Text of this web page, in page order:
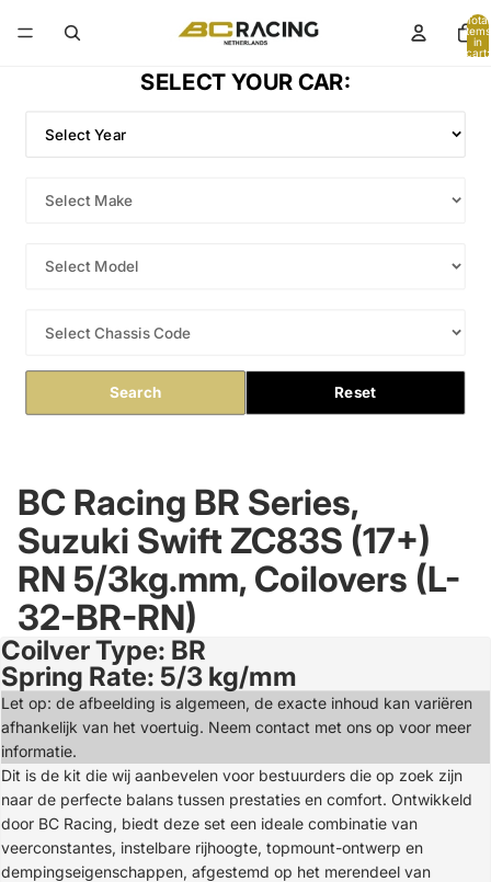
Total
items
in
cart:
SELECT YOUR CAR:
Search Reset
BC Racing BR Series,
Suzuki Swift ZC83S (17+)
RN 5/3kg.mm, Coilovers (L-
32-BR-RN)
Open
image
in
full
screen
Coilver Type: BR
Spring Rate: 5/3 kg/mm
Let op: de afbeelding is algemeen, de exacte inhoud kan variëren
afhankelijk van het voertuig. Neem contact met ons op voor meer
informatie.
Dit is de kit die wij aanbevelen voor bestuurders die op zoek zijn
naar de perfecte balans tussen prestaties en comfort. Ontwikkeld
door BC Racing, biedt deze set een ideale combinatie van
veerconstantes, instelbare rijhoogte, topmount-ontwerp en
dempingseigenschappen, afgestemd op het merendeel van